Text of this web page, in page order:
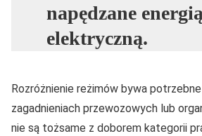
napędzane
elektryczną.
Rozróżnienie reżimów bywa
zagadnieniach przewozowych lub
nie są tożsame z doborem kategorii